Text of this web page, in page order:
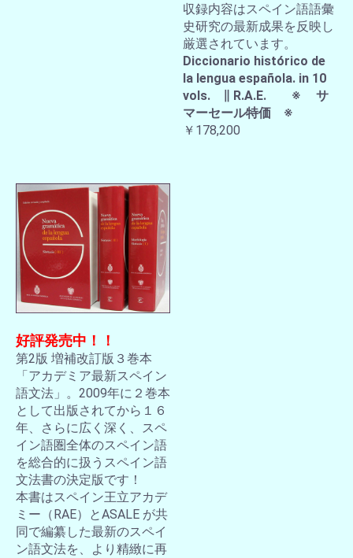
収録内容はスペイン語語彙
史研究の最新成果を反映し
厳選されています。
Diccionario histórico de
la lengua española. in 10
vols. ∥ R.A.E. ※ サ
マーセール特価 ※
￥178,200
好評発売中！！
第2版 増補改訂版３巻本
「アカデミア最新スペイン
語文法」。2009年に２巻本
として出版されてから１６
年、さらに広く深く、スペ
イン語圏全体のスペイン語
を総合的に扱うスペイン語
文法書の決定版です！
本書はスペイン王立アカデ
ミー（RAE）とASALE が共
同で編纂した最新のスペイ
ン語文法を、より精緻に再